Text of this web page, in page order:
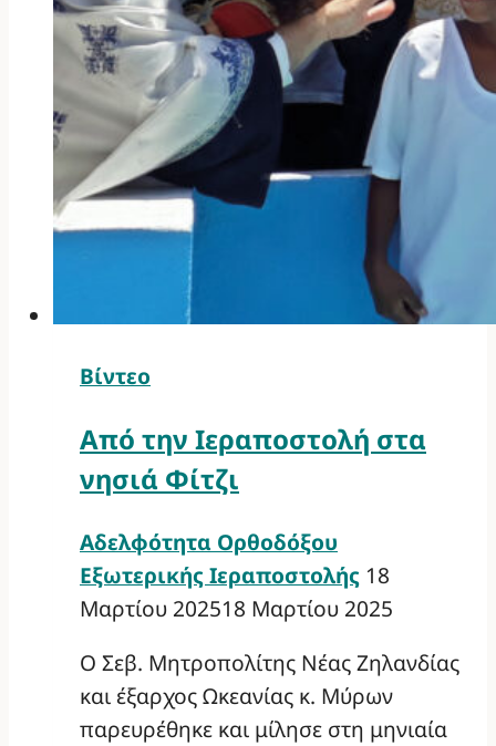
Βίντεο
Από την Ιεραποστολή στα
νησιά Φίτζι
Αδελφότητα Ορθοδόξου
Εξωτερικής Ιεραποστολής 18
Μαρτίου 202518 Μαρτίου 2025
Ο Σεβ. Μητροπολίτης Νέας Ζηλανδίας
και έξαρχος Ωκεανίας κ. Μύρων
παρευρέθηκε και μίλησε στη μηνιαία